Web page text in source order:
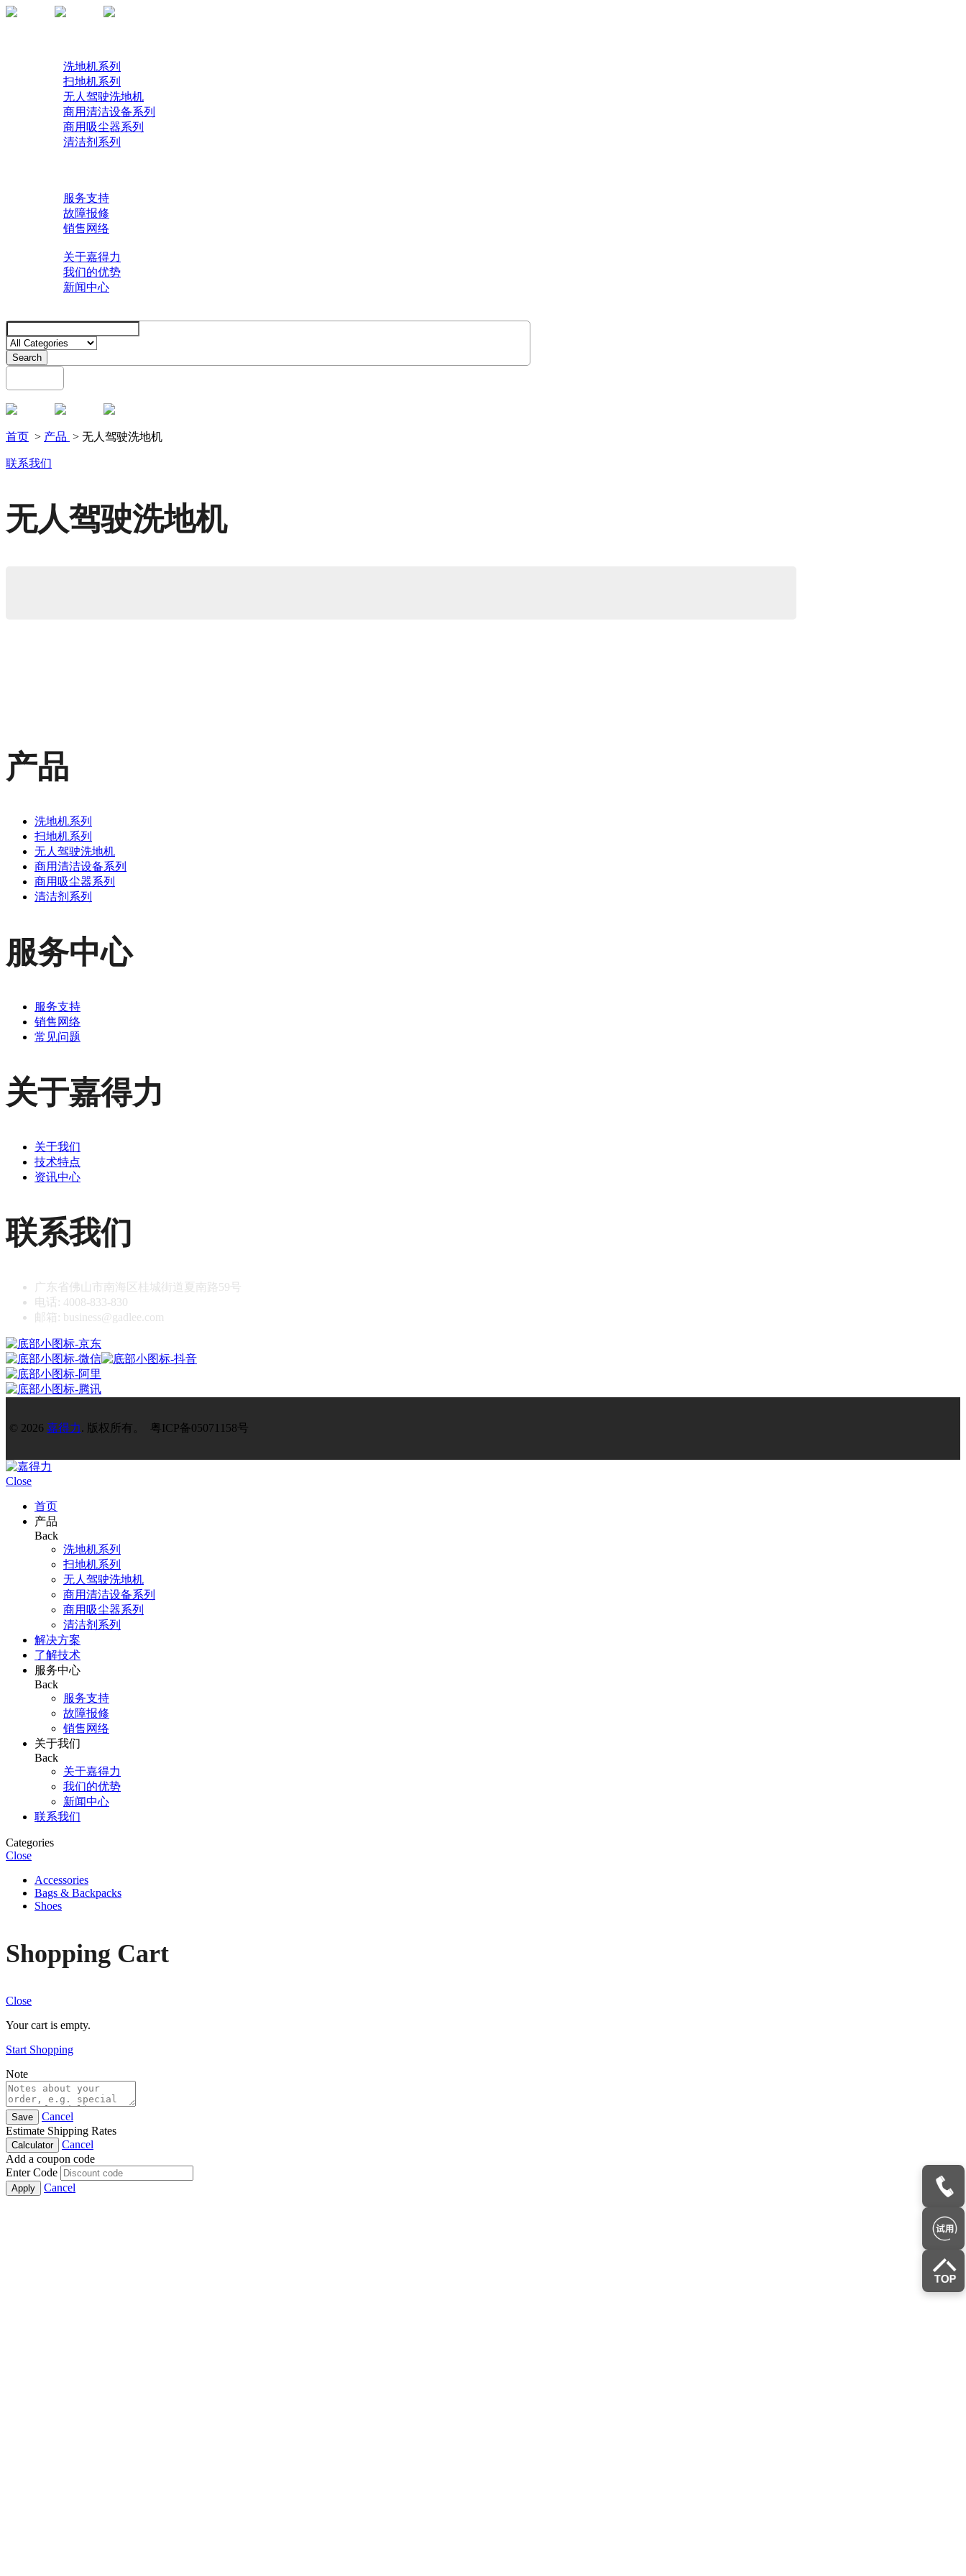
洗地机系列
扫地机系列
无人驾驶洗地机
商用清洁设备系列
商用吸尘器系列
清洁剂系列
服务支持
故障报修
销售网络
关于嘉得力
我们的优势
新闻中心
Search
首页 > 产品 > 无人驾驶洗地机
联系我们
无人驾驶洗地机
产品
洗地机系列
扫地机系列
无人驾驶洗地机
商用清洁设备系列
商用吸尘器系列
清洁剂系列
服务中心
服务支持
销售网络
常见问题
关于嘉得力
关于我们
技术特点
资讯中心
联系我们
广东省佛山市南海区桂城街道夏南路59号
电话: 4008-833-830
邮箱: business@gadlee.com
© 2026 嘉得力. 版权所有。 粤ICP备05071158号
Close
首页
产品
Back
洗地机系列
扫地机系列
无人驾驶洗地机
商用清洁设备系列
商用吸尘器系列
清洁剂系列
解决方案
了解技术
服务中心
Back
服务支持
故障报修
销售网络
关于我们
Back
关于嘉得力
我们的优势
新闻中心
联系我们
Categories
Close
Accessories
Bags & Backpacks
Shoes
Shopping Cart
Close
Your cart is empty.
Start Shopping
Note
Save
Cancel
Estimate Shipping Rates
Calculator
Cancel
Add a coupon code
Enter Code
Apply Cancel